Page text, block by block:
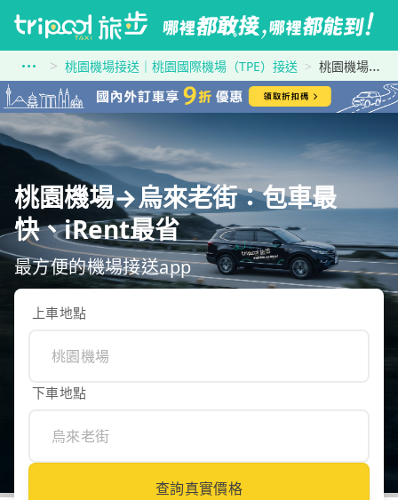
桃園機場接送｜桃園國際機場（TPE）接送 桃園機場到烏來老街
桃園機場→烏來老街：包車最
快、iRent最省
最方便的機場接送app
上車地點
下車地點
查詢真實價格